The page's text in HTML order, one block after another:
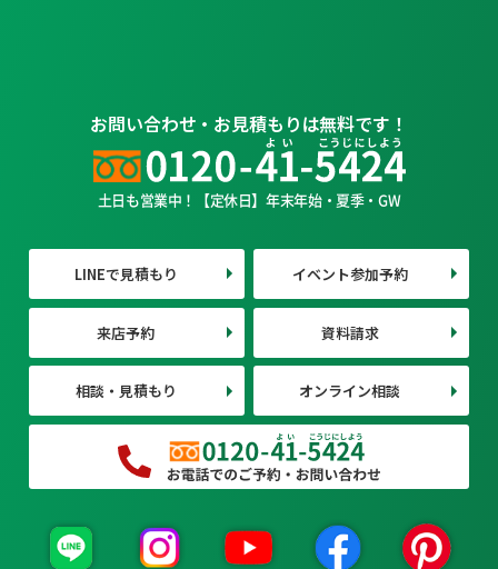
お問い合わせ・お見積もりは無料です！
土日も営業中！【定休日】年末年始・夏季・GW
LINEで見積もり イベント参加予約
来店予約 資料請求
相談・見積もり オンライン相談